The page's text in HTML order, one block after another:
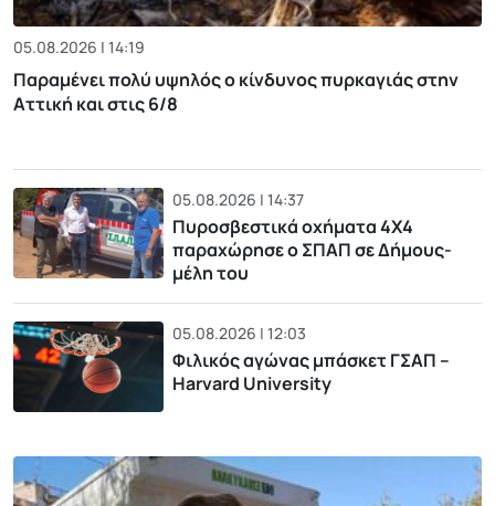
05.08.2026 | 14:19
Παραμένει πολύ υψηλός ο κίνδυνος πυρκαγιάς στην
Αττική και στις 6/8
05.08.2026 | 14:37
Πυροσβεστικά οχήματα 4Χ4
παραχώρησε ο ΣΠΑΠ σε Δήμους-
μέλη του
05.08.2026 | 12:03
Φιλικός αγώνας μπάσκετ ΓΣΑΠ –
Harvard University